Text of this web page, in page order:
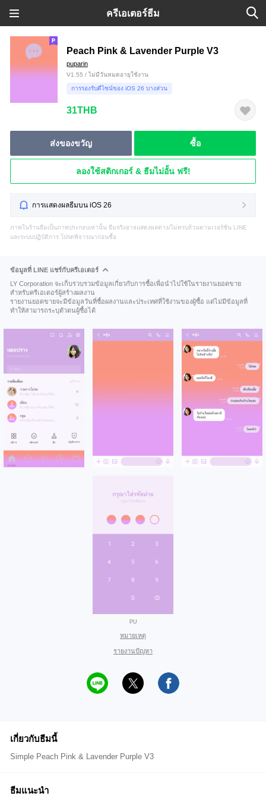
ครีเอเตอร์ธีม
Peach Pink & Lavender Purple V3
puparin
V1.55 / ไม่มีวันหมดอายุใช้งาน
การรองรับดีไซน์ของ iOS 26 บางส่วน
31THB
ส่งของขวัญ ซื้อ
ลองใช้สติกเกอร์ & ธีมไม่อั้น ฟรี!
การแสดงผลธีมบน iOS 26
ภาพในร้านธีมเป็นภาพประกอบเท่านั้น ธีมจริงอาจแสดงผลต่าง/ไม่ครบถ้วนตามเวอร์ชัน LINE
และระบบปฏิบัติการ โปรดพิจารณาก่อนซื้อ
ข้อมูลที่ LINE แชร์กับครีเอเตอร์
LY Corporation จะเก็บรวบรวมข้อมูลเกี่ยวกับการซื้อเพื่อนำไปใช้ในรายงานยอดขาย
สำหรับครีเอเตอร์ผู้สร้างผลงาน
รายงานยอดขายจะมีข้อมูลวันที่ซื้อผลงานและประเทศที่ใช้งานของผู้ซื้อ แต่ไม่มีข้อมูลที่
ทำให้สามารถระบุตัวตนผู้ซื้อได้
PU
หมายเหตุ
รายงานปัญหา
เกี่ยวกับธีมนี้
Simple Peach Pink & Lavender Purple V3
ธีมแนะนำ